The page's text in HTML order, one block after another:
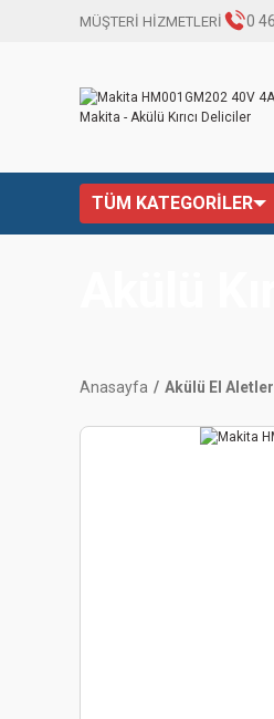
MÜŞTERİ HİZMETLERİ 0
TÜM KATEGORİLER
Anasayfa Akülü El